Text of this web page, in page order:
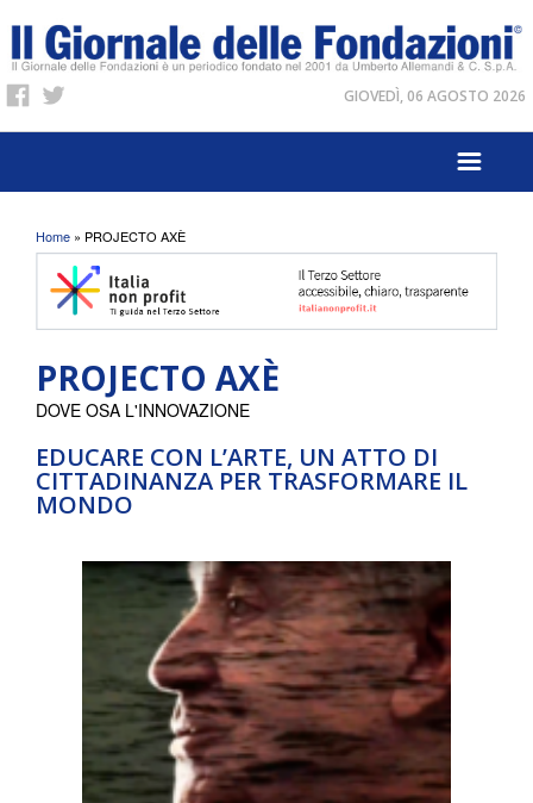
GIOVEDÌ, 06 AGOSTO 2026
Tu sei qui
Home » PROJECTO AXÈ
PROJECTO AXÈ
EDUCARE CON L’ARTE, UN ATTO DI
CITTADINANZA PER TRASFORMARE IL
MONDO
DOVE OSA L'INNOVAZIONE